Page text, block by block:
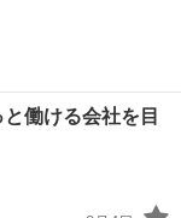
働ける会社を目